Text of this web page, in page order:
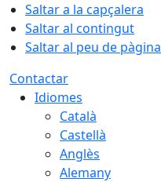
Saltar a la capçalera
Saltar al contingut
Saltar al peu de pàgina
Contactar
Idiomes
Català
Castellà
Anglès
Alemany